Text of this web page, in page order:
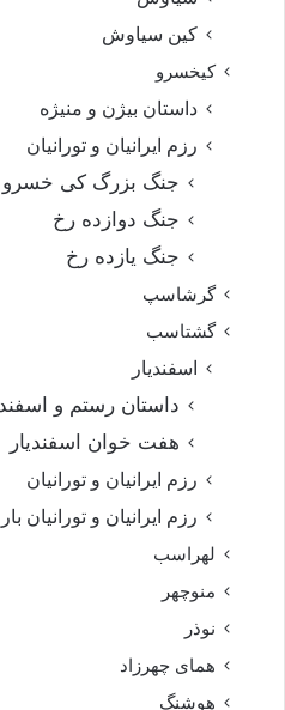
کین سیاوش
کیخسرو
داستان بیژن و منیژه
رزم ایرانیان و تورانیان
جنگ بزرگ کی خسرو
جنگ دوازده رخ
جنگ یازده رخ
گرشاسپ
گشتاسب
اسفندیار
داستان رستم و
هفت خوان اسفندیار
رزم ایرانیان و تورانیان
رزم ایرانیان و تورانیان
لهراسب
منوچهر
نوذر
هماى چهرزاد
هوشنگ